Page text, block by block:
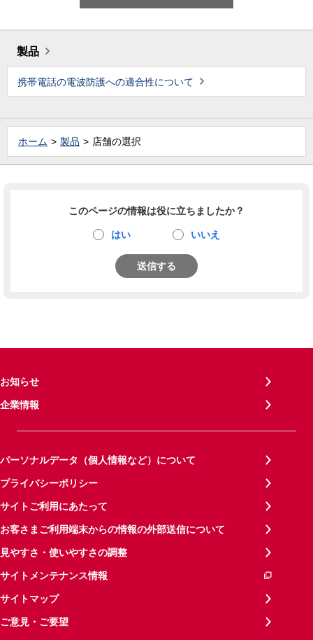
製品
携帯電話の電波防護への適合性について
ホーム 製品 店舗の選択
このページの情報は役に立ちましたか？
はい いいえ
送信する
お知らせ
企業情報
パーソナルデータ（個人情報など）について
プライバシーポリシー
サイトご利用にあたって
お客さまご利用端末からの情報の外部送信について
見やすさ・使いやすさの調整
サイトメンテナンス情報
サイトマップ
ご意見・ご要望